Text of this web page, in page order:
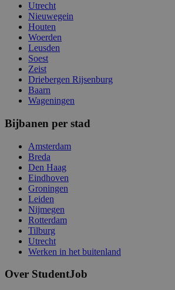
Utrecht
Nieuwegein
Houten
Woerden
Leusden
Soest
Zeist
Driebergen Rijsenburg
Baarn
Wageningen
Bijbanen per stad
Amsterdam
Breda
Den Haag
Eindhoven
Groningen
Leiden
Nijmegen
Rotterdam
Tilburg
Utrecht
Werken in het buitenland
Over StudentJob